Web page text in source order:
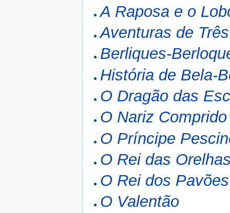
A Raposa e o
Aventuras de
Berliques-
História de Bela-
O Dragão das
O Nariz Comprido
O Príncipe
O Rei das
O Rei dos Pavões
O Valentão